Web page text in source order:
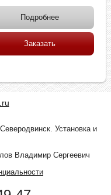
Подробнее
Заказать
Установка и
Владимир Сергеевич